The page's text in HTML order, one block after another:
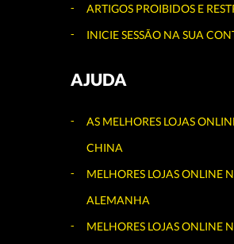
ARTIGOS PROIBIDOS E
INICIE SESSÃO NA SUA
AJUDA
AS MELHORES LOJAS
CHINA
MELHORES LOJAS ONLINE
ALEMANHA
MELHORES LOJAS ONLINE